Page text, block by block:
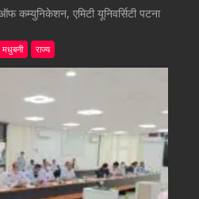
कम्युनिकेशन, एमिटी यूनिवर्सिटी पटना
मधुबनी राज्य